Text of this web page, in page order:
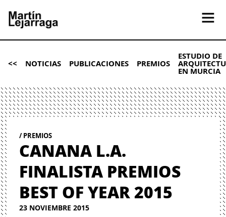
<< NOTICIAS PUBLICACIONES PREMIOS
ESTUDIO DE
EN MURCIA
PREMIOS
CANANA L.A.
FINALISTA PREMIOS
BEST OF YEAR 2015
23 NOVIEMBRE 2015